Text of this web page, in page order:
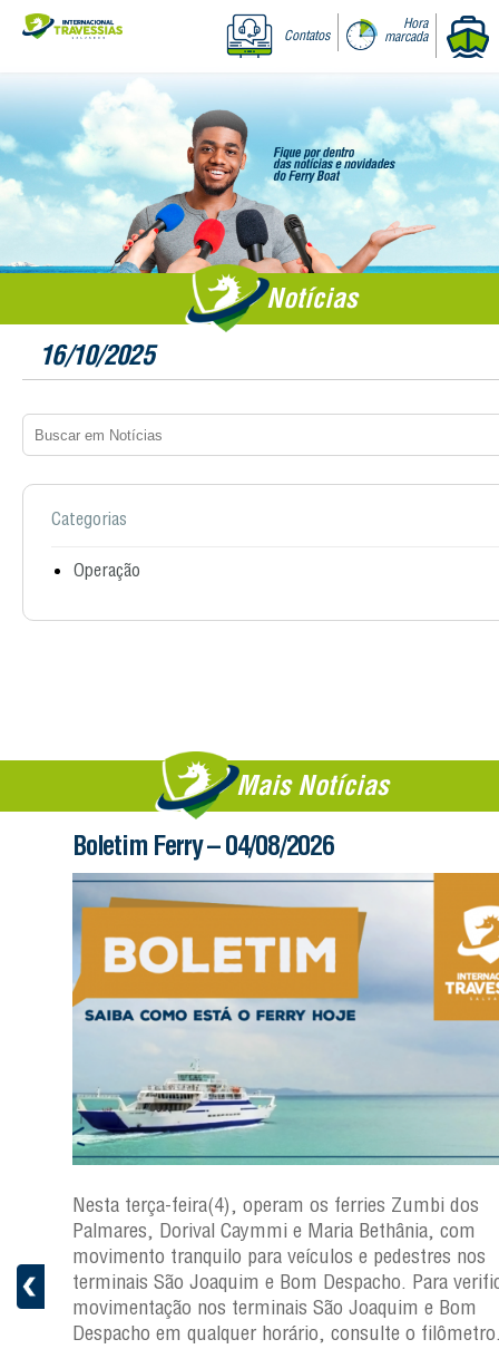
Contatos
Hora
marcada
Notícias
16/10/2025
Categorias
Operação
Mais Notícias
a
Boletim Ferry – 04/08/2026
Nesta terça-feira(4), operam os ferries Zumbi dos
Palmares, Dorival Caymmi e Maria Bethânia, com
movimento tranquilo para veículos e pedestres nos
terminais São Joaquim e Bom Despacho. Para
movimentação nos terminais São Joaquim e Bom
Despacho em qualquer horário, consulte o